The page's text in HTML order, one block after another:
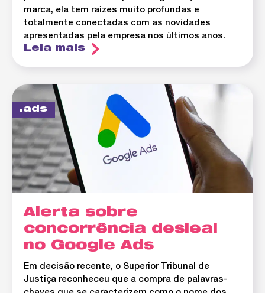
marca, ela tem raízes muito profundas e
totalmente conectadas com as novidades
apresentadas pela empresa nos últimos anos.
Leia mais
ads
Alerta sobre
concorrência desleal
no Google Ads
Em decisão recente, o Superior Tribunal de
Justiça reconheceu que a compra de palavras-